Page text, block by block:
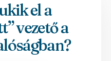
el a
vezető a